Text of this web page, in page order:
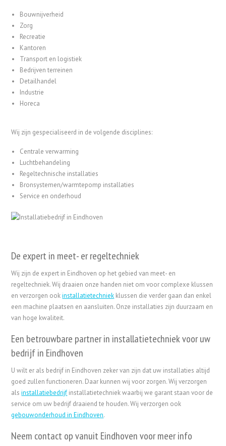
Bouwnijverheid
Zorg
Recreatie
Kantoren
Transport en logistiek
Bedrijven terreinen
Detailhandel
Industrie
Horeca
Wij zijn gespecialiseerd in de volgende disciplines:
Centrale verwarming
Luchtbehandeling
Regeltechnische installaties
Bronsystemen/warmtepomp installaties
Service en onderhoud
De expert in meet- er regeltechniek
Wij zijn de expert in Eindhoven op het gebied van meet- en
regeltechniek. Wij draaien onze handen niet om voor complexe klussen
en verzorgen ookinstallatietechniek klussen die verder gaan dan enkel
een machine plaatsen en aansluiten. Onze installaties zijn duurzaam en
van hoge kwaliteit.
Een betrouwbare partner in installatietechniek voor uw
bedrijf in Eindhoven
U wilt er als bedrijf in Eindhoven zeker van zijn dat uw installaties altijd
goed zullen functioneren. Daar kunnen wij voor zorgen. Wij verzorgen
alsinstallatiebedrijf installatietechniek waarbij we garant staan voor de
service om uw bedrijf draaiend te houden. Wij verzorgen ook
gebouwonderhoud in Eindhoven.
Neem contact op vanuit Eindhoven voor meer info